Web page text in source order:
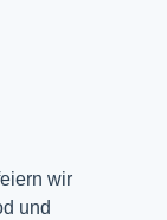
wir
und